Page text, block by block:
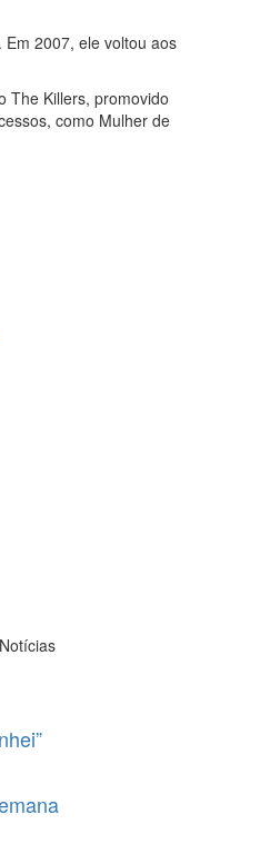
2007, ele voltou aos
The Killers, promovido
como Mulher de